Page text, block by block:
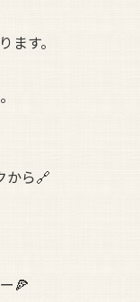
す。
から🔗
🍕